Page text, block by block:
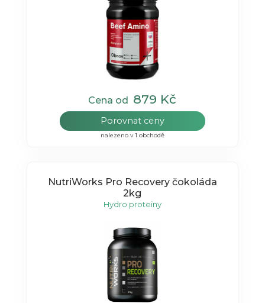
Cena od 879 Kč
Porovnat ceny
nalezeno v 1 obchodě
NutriWorks Pro Recovery čokoláda
2kg
Hydro proteiny